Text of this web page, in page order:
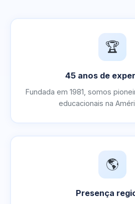
🏆
45 anos de
Fundada em 1981, somos
educacionais na
🌎
Presença